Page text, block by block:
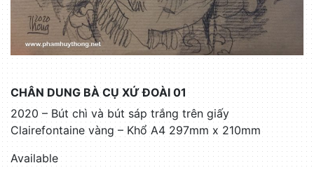
CHÂN DUNG BÀ CỤ XỨ ĐOÀI 01
2020 – Bút chì và bút sáp trắng trên giấy
Clairefontaine vàng – Khổ A4 297mm x 210mm
Available